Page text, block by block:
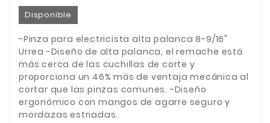
Disponible
-Pinza para electricista alta palanca 8-9/16"
Urrea -Diseño de alta palanca, el remache está
más cerca de las cuchillas de corte y
proporciona un 46% más de ventaja mecánica al
cortar que las pinzas comunes. -Diseño
ergonómico con mangos de agarre seguro y
mordazas estriadas.